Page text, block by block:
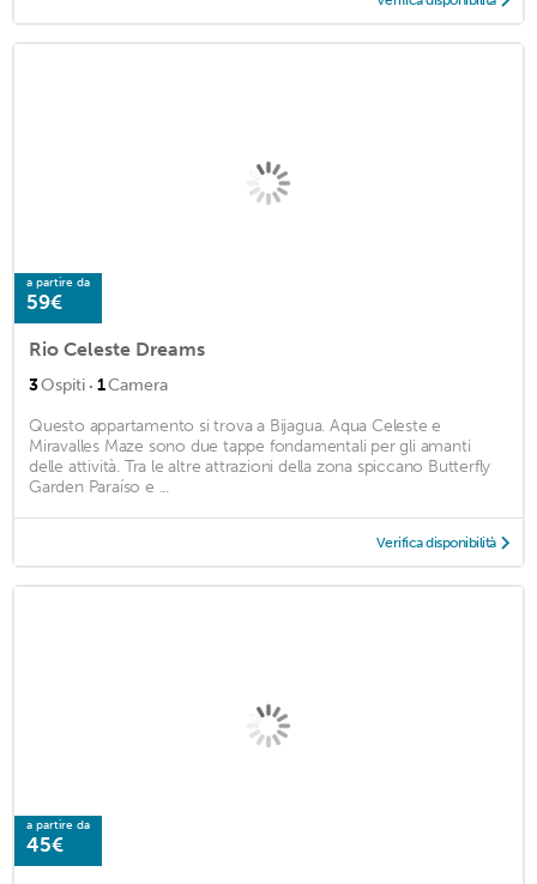
a partire da
59€
Rio Celeste Dreams
3Ospiti · 1Camera
Questo appartamento si trova a Bijagua. Aqua Celeste e
Miravalles Maze sono due tappe fondamentali per gli amanti
delle attività. Tra le altre attrazioni della zona spiccano Butterfly
Garden Paraíso e ...
Verifica disponibilità
a partire da
45€